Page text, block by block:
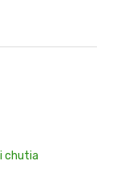
chutia